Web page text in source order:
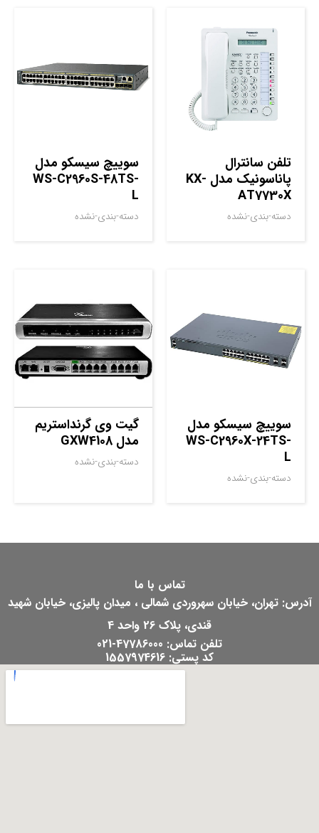
تلفن سانترال
پاناسونیک مدل KX-
AT7730X
دسته-بندی-نشده
سوييچ سيسکو مدل
WS-C2960S-48TS-
L
دسته-بندی-نشده
سوييچ سيسکو مدل
WS-C2960X-24TS-
L
دسته-بندی-نشده
گیت وی گرنداستریم
مدل GXW4108
دسته-بندی-نشده
تماس با ما
آدرس: تهران، خیابان سهروردی شمالی ، میدان پالیزی، خیابان شهید
قندی، پلاک 26 واحد 4
تلفن تماس: 47786000-021
کد پستی: 1557974616